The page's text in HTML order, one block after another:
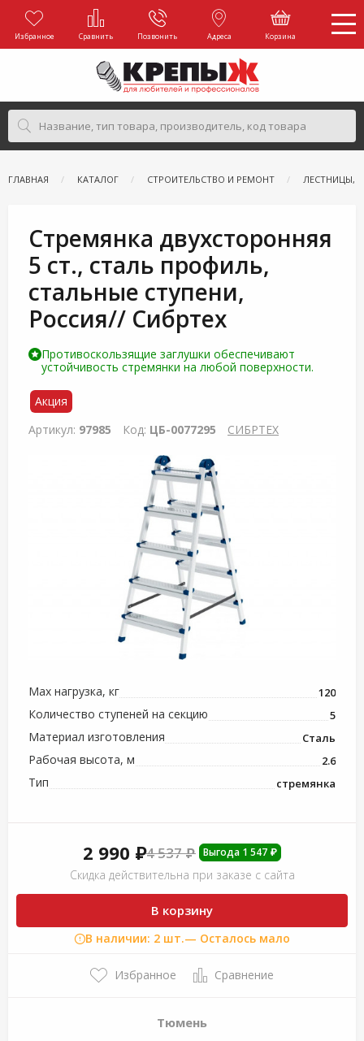
Избранное Сравнить Позвонить Адреса Корзина
ГЛАВНАЯ КАТАЛОГ СТРОИТЕЛЬСТВО И РЕМОНТ ЛЕСТНИЦЫ,
Стремянка двухсторонняя
5 ст., сталь профиль,
стальные ступени,
Россия// Сибртех
Противоскользящие заглушки обеспечивают
устойчивость стремянки на любой поверхности.
Акция
Артикул: 97985 Код: ЦБ-0077295 СИБРТЕХ
Max нагрузка, кг 120
Количество ступеней на секцию 5
Материал изготовления Сталь
Рабочая высота, м 2.6
Тип стремянка
2 990 ₽4 537 ₽ Выгода 1 547 ₽
Скидка действительна при заказе с сайта
В корзину
В наличии: 2 шт.— Осталось мало
Избранное Сравнение
Тюмень